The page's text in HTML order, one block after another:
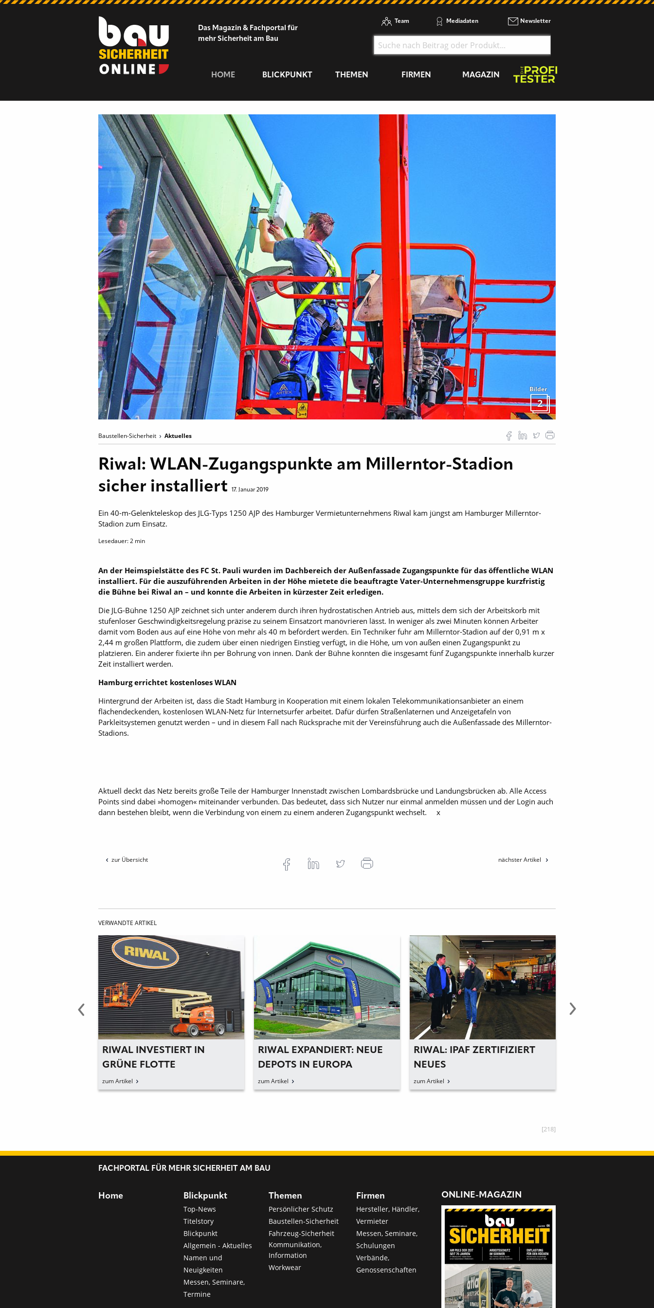
Das Magazin & Fachportal für
mehr Sicherheit am Bau
Team Mediadaten Newsletter
HOME BLICKPUNKT THEMEN FIRMEN MAGAZIN
Bilder
2
Baustellen-Sicherheit Aktuelles
Riwal: WLAN-Zugangspunkte am Millerntor-Stadion
sicher installiert
17. Januar 2019
Ein 40-m-Gelenkteleskop des JLG-Typs 1250 AJP des Hamburger Vermietunternehmens Riwal kam jüngst am Hamburger Millerntor-
Stadion zum Einsatz.
Lesedauer:2 min
An der Heimspielstätte des FC St. Pauli wurden im Dachbereich der Außenfassade Zugangspunkte für das öffentliche WLAN
installiert. Für die auszuführenden Arbeiten in der Höhe mietete die beauftragte Vater-Unternehmensgruppe kurzfristig
die Bühne bei Riwal an – und konnte die Arbeiten in kürzester Zeit erledigen.
Die JLG-Bühne 1250 AJP zeichnet sich unter anderem durch ihren hydrostatischen Antrieb aus, mittels dem sich der Arbeitskorb mit
stufenloser Geschwindigkeitsregelung präzise zu seinem Einsatzort manövrieren lässt. In weniger als zwei Minuten können Arbeiter
damit vom Boden aus auf eine Höhe von mehr als 40 m befördert werden. Ein Techniker fuhr am Millerntor-Stadion auf der 0,91 m x
2,44 m großen Plattform, die zudem über einen niedrigen Einstieg verfügt, in die Höhe, um von außen einen Zugangspunkt zu
platzieren. Ein anderer fixierte ihn per Bohrung von innen. Dank der Bühne konnten die insgesamt fünf Zugangspunkte innerhalb kurzer
Zeit installiert werden.
Hamburg errichtet kostenloses WLAN
Hintergrund der Arbeiten ist, dass die Stadt Hamburg in Kooperation mit einem lokalen Telekom­munikationsanbieter an einem
flächendeckenden, kostenlosen WLAN-Netz für Internetsurfer arbeitet. Dafür dürfen Straßenlaternen und Anzeigetafeln von
Parkleitsystemen genutzt werden – und in diesem Fall nach Rücksprache mit der Vereinsführung auch die Außenfassade des Millerntor-
Stadions.
Aktuell deckt das Netz ­bereits große Teile der Hamburger Innenstadt zwischen Lombardsbrücke und Landungsbrücken ab. Alle Access
Points sind dabei »homogen« miteinander verbunden. Das bedeutet, dass sich Nutzer nur einmal anmelden müssen und der Login auch
dann bestehen bleibt, wenn die Verbindung von einem zu einem anderen Zugangspunkt wechselt. x
zur Übersicht nächster Artikel
VERWANDTE ARTIKEL
RIWAL INVESTIERT IN
GRÜNE FLOTTE
zum Artikel
RIWAL EXPANDIERT: NEUE
DEPOTS IN EUROPA
zum Artikel
RIWAL: IPAF ZERTIFIZIERT
NEUES
SCHULUNGSZENTRUM
zum Artikel
[218]
FACHPORTAL FÜR MEHR SICHERHEIT AM BAU
Home Blickpunkt
Top-News
Titelstory
Blickpunkt
Allgemein - Aktuelles
Namen und
Neuigkeiten
Messen, Seminare,
Termine
Themen
Persönlicher Schutz
Baustellen-Sicherheit
Fahrzeug-Sicherheit
Kommunikation,
Information
Workwear
Firmen
Hersteller, Händler,
Vermieter
Messen, Seminare,
Schulungen
Verbände,
Genossenschaften
ONLINE-MAGAZIN